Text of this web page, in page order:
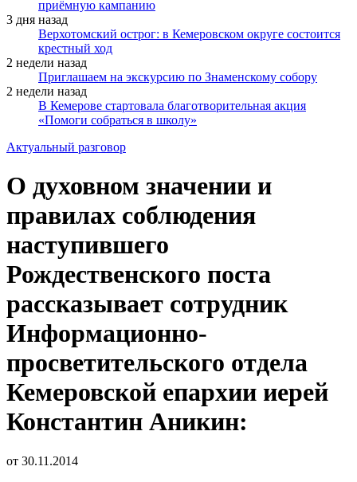
приёмную кампанию
3 дня назад
Верхотомский острог: в Кемеровском округе состоится
крестный ход
2 недели назад
Приглашаем на экскурсию по Знаменскому собору
2 недели назад
В Кемерове стартовала благотворительная акция
«Помоги собраться в школу»
Актуальный разговор
О духовном значении и
правилах соблюдения
наступившего
Рождественского поста
рассказывает сотрудник
Информационно-
просветительского отдела
Кемеровской епархии иерей
Константин Аникин:
от 30.11.2014